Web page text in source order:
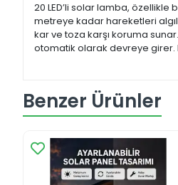
20 LED’li solar lamba, özellikle
metreye kadar hareketleri
kar ve toza karşı koruma
otomatik olarak devreye girer.
Benzer Ürünler